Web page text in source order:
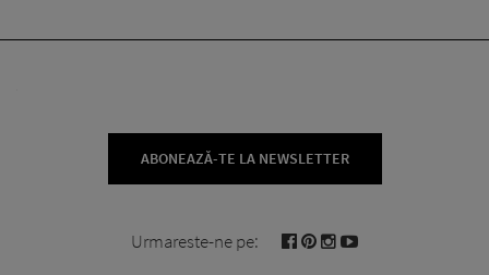
ABONEAZĂ-TE LA NEWSLETTER
Urmareste-ne pe: